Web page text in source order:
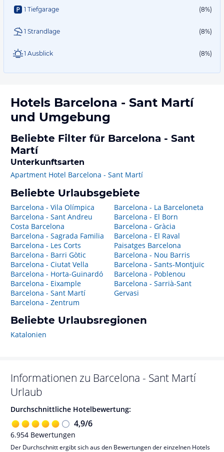
1 Tiefgarage (8%)
1 Strandlage (8%)
1 Ausblick (8%)
Hotels Barcelona - Sant Martí
und Umgebung
Beliebte Filter für Barcelona - Sant
Martí
Unterkunftsarten
Apartment Hotel Barcelona - Sant Martí
Beliebte Urlaubsgebiete
Barcelona - Vila Olímpica
Barcelona - Sant Andreu
Costa Barcelona
Barcelona - Sagrada Familia
Barcelona - Les Corts
Barcelona - Barri Gòtic
Barcelona - Ciutat Vella
Barcelona - Horta-Guinardó
Barcelona - Eixample
Barcelona - Sant Martí
Barcelona - Zentrum
Barcelona - La Barceloneta
Barcelona - El Born
Barcelona - Gràcia
Barcelona - El Raval
Paisatges Barcelona
Barcelona - Nou Barris
Barcelona - Sants-Montjuïc
Barcelona - Poblenou
Barcelona - Sarrià-Sant
Gervasi
Beliebte Urlaubsregionen
Katalonien
Informationen zu Barcelona - Sant Martí
Urlaub
Durchschnittliche Hotelbewertung:
4,9/6
6.954 Bewertungen
Der Durchschnitt ergibt sich aus den Bewertungen der einzelnen Hotels